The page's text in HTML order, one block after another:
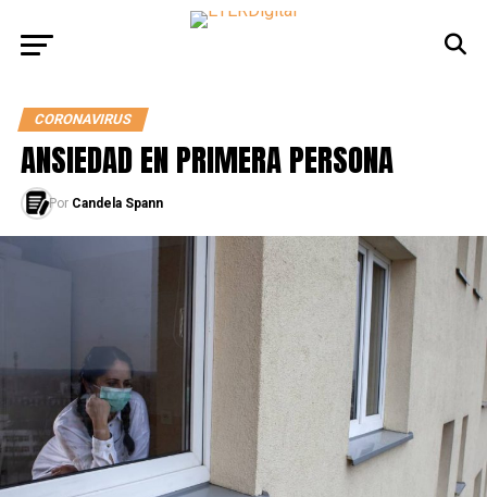
CORONAVIRUS
ANSIEDAD EN PRIMERA PERSONA
Por Candela Spann